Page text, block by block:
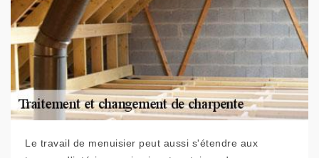
Le travail de menuisier peut aussi s'étendre aux